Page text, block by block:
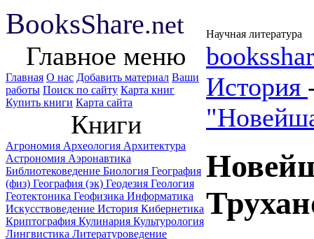
BooksShare.net Научная литература
Главное меню
Главная О нас Добавить материал Ваши
работы Поиск по сайту Карта книг
Купить книги Карта сайта
Книги
Агрономия Археология Архитектура
Астрономия Аэронавтика
Библиотековедение Биология География
(физ) География (эк) Геодезия Геология
Геотектоника Геофизика Информатика
Искусствоведение История Кибернетика
Криптография Кулинария Культурология
Лингвистика Литературоведение
История